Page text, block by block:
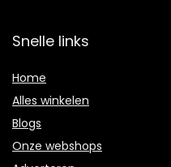
Snelle links
Home
Alles winkelen
Blogs
Onze webshops